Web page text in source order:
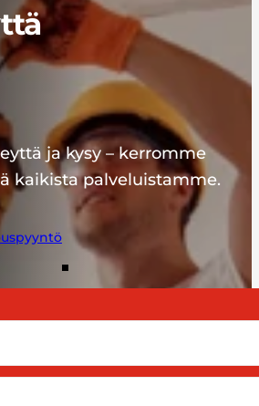
ja kysy – kerromme
kaikista palveluistamme.